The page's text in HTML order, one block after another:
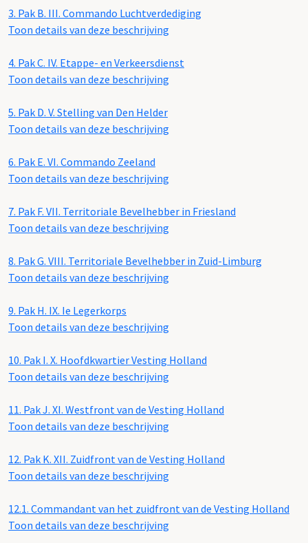
3. Pak B. III. Commando Luchtverdediging
Toon details van deze beschrijving
4. Pak C. IV. Etappe- en Verkeersdienst
Toon details van deze beschrijving
5. Pak D. V. Stelling van Den Helder
Toon details van deze beschrijving
6. Pak E. VI. Commando Zeeland
Toon details van deze beschrijving
7. Pak F. VII. Territoriale Bevelhebber in Friesland
Toon details van deze beschrijving
8. Pak G. VIII. Territoriale Bevelhebber in Zuid-Limburg
Toon details van deze beschrijving
9. Pak H. IX. Ie Legerkorps
Toon details van deze beschrijving
10. Pak I. X. Hoofdkwartier Vesting Holland
Toon details van deze beschrijving
11. Pak J. XI. Westfront van de Vesting Holland
Toon details van deze beschrijving
12. Pak K. XII. Zuidfront van de Vesting Holland
Toon details van deze beschrijving
12.1. Commandant van het zuidfront van de Vesting Holland
Toon details van deze beschrijving